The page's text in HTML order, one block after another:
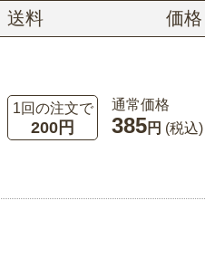
送料 価格
1回の注文で
200円
通常価格
385円 (税込)